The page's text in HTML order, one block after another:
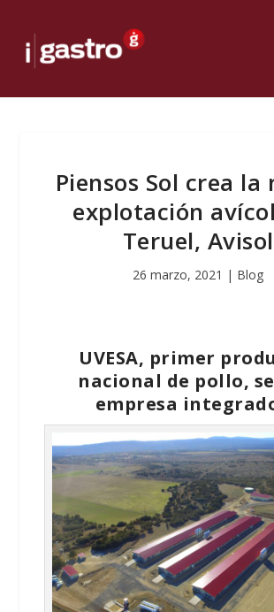
Piensos Sol crea la
explotación
Teruel, Avisol
26 marzo, 2021 | Blog
UVESA, primer
nacional de pollo,
empresa